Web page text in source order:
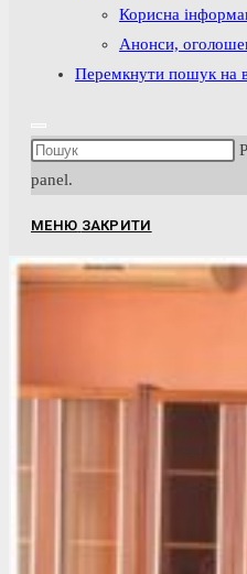
Корисна
Анонси,
Перемкнути пошук на
panel.
МЕНЮ ЗАКРИТИ